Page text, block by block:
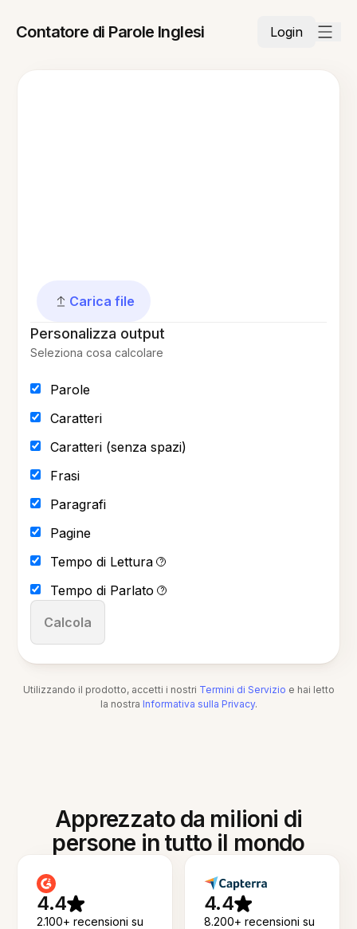
Contatore di Parole Inglesi Login
Carica file
Personalizza output
Seleziona cosa calcolare
Parole
Caratteri
Caratteri (senza spazi)
Frasi
Paragrafi
Pagine
Tempo di Lettura
?
Tempo di Parlato ?
Calcola
Utilizzando il prodotto, accetti i nostri Termini di Servizio e hai letto
la nostra Informativa sulla Privacy.
Apprezzato da milioni di
persone in tutto il mondo
4.4
2.100+ recensioni su
4.4
8.200+ recensioni su